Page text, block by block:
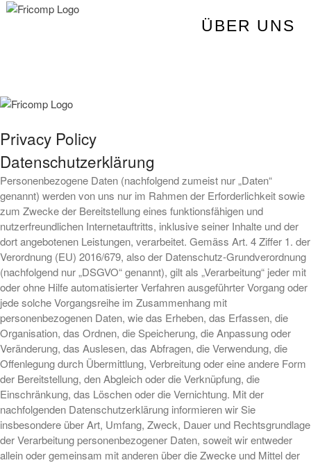
Suchen
Suchen
Recent Posts
Herzlich Willkommen Timon
und David
Octagon – Casino CRM
Betriebsferien
Herzlich Willkommen Melanie
«IT-HEARTBEAT support» –
gewohnte Qualität in neuem
Gewand
ÜBER UNS
Privacy Policy
Datenschutzerklärung
Personenbezogene Daten (nachfolgend zumeist nur „Daten“
genannt) werden von uns nur im Rahmen der Erforderlichkeit sowie
zum Zwecke der Bereitstellung eines funktionsfähigen und
nutzerfreundlichen Internetauftritts, inklusive seiner Inhalte und der
dort angebotenen Leistungen, verarbeitet. Gemäss Art. 4 Ziffer 1. der
Verordnung (EU) 2016/679, also der Datenschutz-Grundverordnung
(nachfolgend nur „DSGVO“ genannt), gilt als „Verarbeitung“ jeder mit
oder ohne Hilfe automatisierter Verfahren ausgeführter Vorgang oder
jede solche Vorgangsreihe im Zusammenhang mit
personenbezogenen Daten, wie das Erheben, das Erfassen, die
Organisation, das Ordnen, die Speicherung, die Anpassung oder
Veränderung, das Auslesen, das Abfragen, die Verwendung, die
Offenlegung durch Übermittlung, Verbreitung oder eine andere Form
der Bereitstellung, den Abgleich oder die Verknüpfung, die
Einschränkung, das Löschen oder die Vernichtung. Mit der
nachfolgenden Datenschutzerklärung informieren wir Sie
insbesondere über Art, Umfang, Zweck, Dauer und Rechtsgrundlage
der Verarbeitung personenbezogener Daten, soweit wir entweder
allein oder gemeinsam mit anderen über die Zwecke und Mittel der